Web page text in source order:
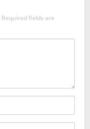
Required fields are